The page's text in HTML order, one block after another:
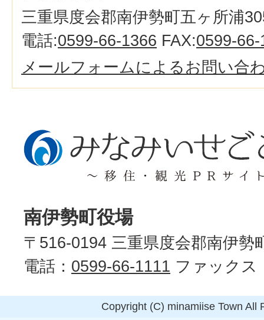
三重県度会郡南伊勢町五ヶ所浦
電話:0599-66-1366 FAX:0599-
メールフォームによるお問い合
南伊勢町役場
〒516-0194 三重県度会郡南伊勢
電話： 0599-66-1111 ファックス
Copyright (C) minamiise Town All